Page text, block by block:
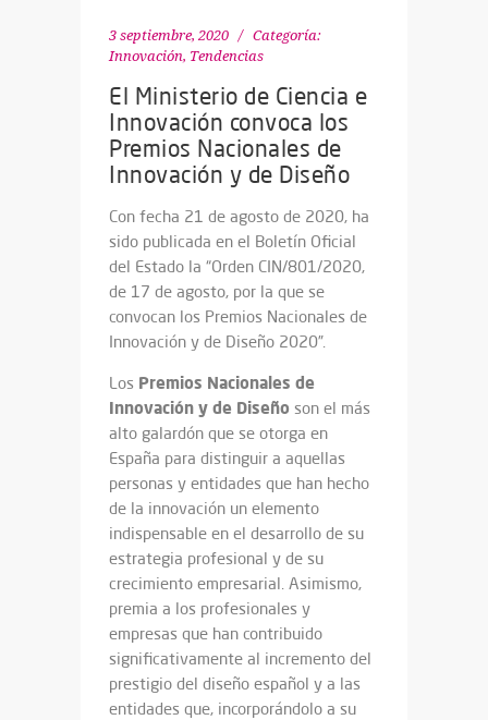
3 septiembre, 2020
Categoría:
Innovación, Tendencias
El Ministerio de Ciencia e
Innovación convoca los
Premios Nacionales de
Innovación y de Diseño
Con fecha 21 de agosto de 2020, ha
sido publicada en el Boletín Oficial
del Estado la “Orden CIN/801/2020,
de 17 de agosto, por la que se
convocan los Premios Nacionales de
Innovación y de Diseño 2020”.
Los Premios Nacionales de
Innovación y de Diseño son el más
alto galardón que se otorga en
España para distinguir a aquellas
personas y entidades que han hecho
de la innovación un elemento
indispensable en el desarrollo de su
estrategia profesional y de su
crecimiento empresarial. Asimismo,
premia a los profesionales y
empresas que han contribuido
significativamente al incremento del
prestigio del diseño español y a las
entidades que, incorporándolo a su